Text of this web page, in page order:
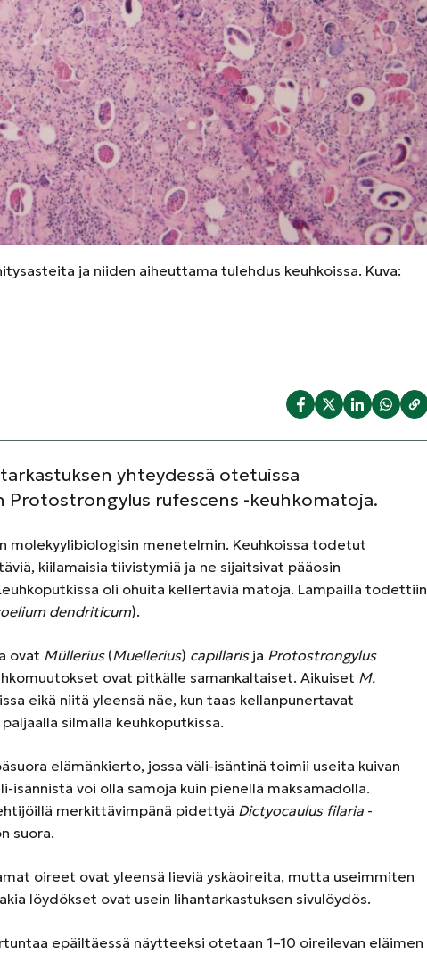
ja niiden aiheuttama tulehdus keuhkoissa. Kuva:
yhteydessä otetuissa
rufescens -keuhkomatoja.
molekyylibiologisin menetelmin. Keuhkoissa todetut
kiilamaisia tiivistymiä ja ne sijaitsivat pääosin
oli ohuita kellertäviä matoja. Lampailla todettiin
dendriticum).
ovat Müllerius(Muellerius) capillarisja Protostrongylus
ovat pitkälle samankaltaiset. Aikuiset M.
eikä niitä yleensä näe, kun taas kellanpunertavat
silmällä keuhkoputkissa.
elämänkierto, jossa väli-isäntinä toimii useita kuivan
isännistä voi olla samoja kuin pienellä maksamadolla.
merkittävimpänä pidettyä Dictyocaulus filaria -
suora.
oireet ovat yleensä lieviä yskäoireita, mutta useimmiten
löydökset ovat usein lihantarkastuksen sivulöydös.
epäiltäessä näytteeksi otetaan 1–10 oireilevan eläimen